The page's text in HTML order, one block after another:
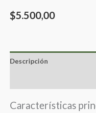
$5.500,00
Descripción
Características